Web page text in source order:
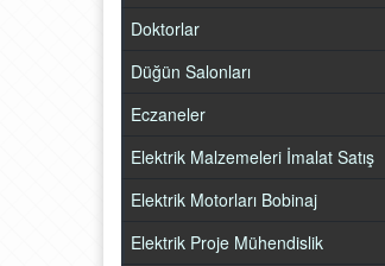
Doktorlar
Düğün Salonları
Eczaneler
Elektrik Malzemeleri İmalat Satış
Elektrik Motorları Bobinaj
Elektrik Proje Mühendislik